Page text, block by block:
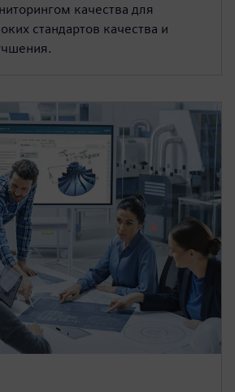
качества для
стандартов качества и